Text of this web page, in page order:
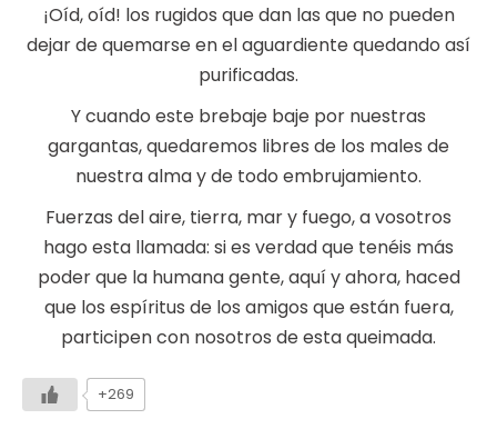
¡Oíd, oíd! los rugidos que dan las que no pueden
dejar de quemarse en el aguardiente quedando así
purificadas.
Y cuando este brebaje baje por nuestras
gargantas, quedaremos libres de los males de
nuestra alma y de todo embrujamiento.
Fuerzas del aire, tierra, mar y fuego, a vosotros
hago esta llamada: si es verdad que tenéis más
poder que la humana gente, aquí y ahora, haced
que los espíritus de los amigos que están fuera,
participen con nosotros de esta queimada.
+269